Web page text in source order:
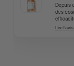
Depuis
des
Lire l’avis